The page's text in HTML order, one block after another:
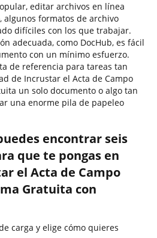
editar archivos en línea
algunos formatos de archivo
difíciles con los que trabajar.
adecuada, como DocHub, es fácil
con un mínimo esfuerzo.
de referencia para tareas tan
de Incrustar el Acta de Campo
un solo documento o algo tan
una enorme pila de papeleo
encontrar seis
que te pongas en
el Acta de Campo
Gratuita con
carga y elige cómo quieres